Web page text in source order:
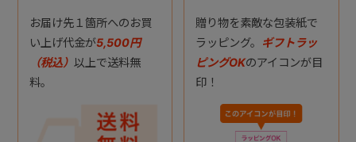
お届け先１箇所へのお買
い上げ代金が5,500円
（税込） 以上で送料無
料。
贈り物を素敵な包装紙で
ラッピング。 ギフトラッ
ピングOKのアイコンが目
印！